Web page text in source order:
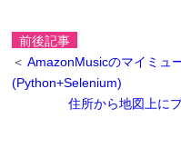
前後記事
＜AmazonMusicのマイミュ
(Python+Selenium)
住所から地図上に